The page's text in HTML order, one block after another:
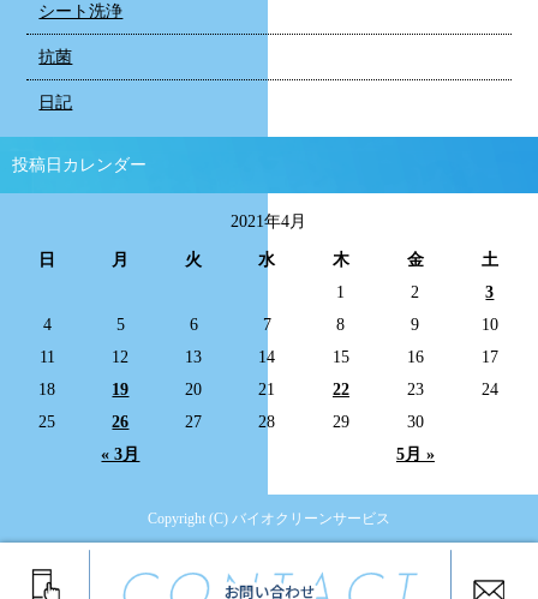
シート洗浄
抗菌
日記
投稿日カレンダー
2021年4月
日 月 火 水 木 金 土
« 3月 5月 »
1 2
3
4
5 6 7 8 9
10
11
12 13 14 15 16
17
18
19 20 21 22 23
24
25
26 27 28 29 30
Copyright (C) バイオクリーンサービス